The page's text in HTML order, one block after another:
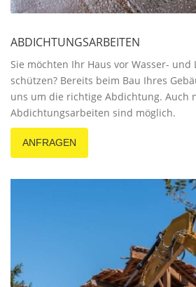
ABDICHTUNGSARBEITEN
Sie möchten Ihr Haus vor Wasser-
schützen? Bereits beim Bau Ihres
uns um die richtige Abdichtung. Auch
Abdichtungsarbeiten sind möglich.
ANFRAGEN